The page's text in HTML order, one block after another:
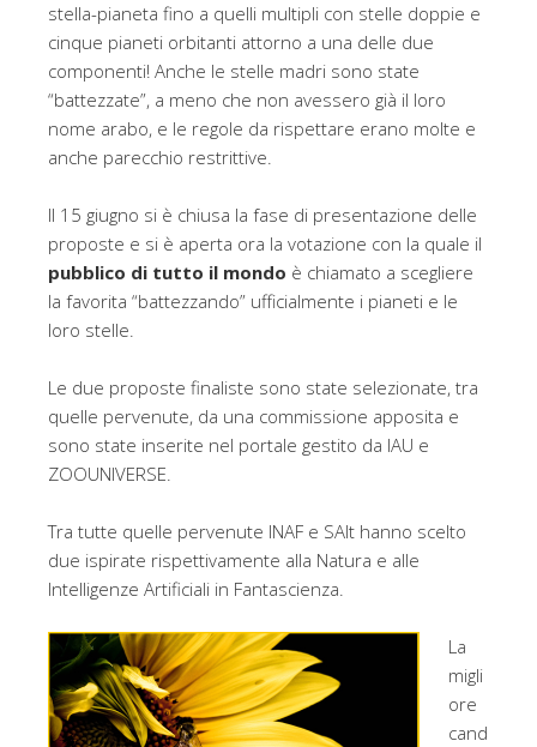
stella-pianeta fino a quelli multipli con stelle doppie e
cinque pianeti orbitanti attorno a una delle due
componenti! Anche le stelle madri sono state
“battezzate”, a meno che non avessero già il loro
nome arabo, e le regole da rispettare erano molte e
anche parecchio restrittive.
Il 15 giugno si è chiusa la fase di presentazione delle
proposte e si è aperta ora la votazione con la quale il
pubblico di tutto il mondo è chiamato a scegliere
la favorita “battezzando” ufficialmente i pianeti e le
loro stelle.
Le due proposte finaliste sono state selezionate, tra
quelle pervenute, da una commissione apposita e
sono state inserite nel portale gestito da IAU e
ZOOUNIVERSE.
Tra tutte quelle pervenute INAF e SAIt hanno scelto
due ispirate rispettivamente alla Natura e alle
Intelligenze Artificiali in Fantascienza.
La
migli
ore
cand